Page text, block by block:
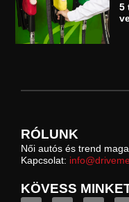
5
RÓLUNK
Női autós és trend
Kapcsolat:
KÖVESS